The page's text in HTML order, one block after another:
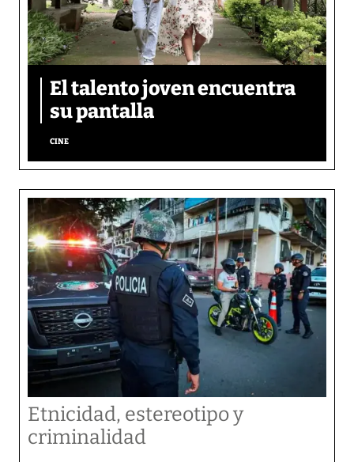
El talento joven encuentra
su pantalla​
CINE
Etnicidad, estereotipo y
criminalidad